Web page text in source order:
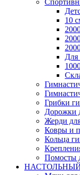
10
Для
Грибки
Дорожки
Жерди
Ковры и
Кольца
Помосты